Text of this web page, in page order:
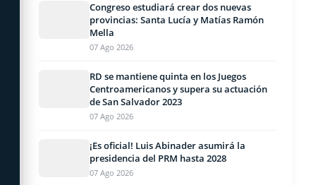
Congreso estudiará crear dos nuevas
provincias: Santa Lucía y Matías Ramón
Mella
07 Ago 2026
RD se mantiene quinta en los Juegos
Centroamericanos y supera su actuación
de San Salvador 2023
07 Ago 2026
¡Es oficial! Luis Abinader asumirá la
presidencia del PRM hasta 2028
07 Ago 2026